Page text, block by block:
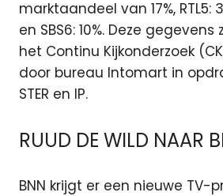
marktaandeel van 17%, RTL5:
en SBS6: 10%. Deze
het Continu Kijkonderzoek
door bureau Intomart in
STER en IP.
RUUD DE WILD NAAR
BNN krijgt er een nieuwe TV-